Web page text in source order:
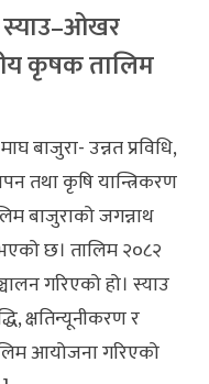
स्याउ–ओखर
कृषक तालिम
बाजुरा- उन्नत प्रविधि,
तथा कृषि यान्त्रिकरण
बाजुराको जगन्नाथ
छ। तालिम २०८२
गरिएको हो। स्याउ
क्षतिन्यूनीकरण र
आयोजना गरिएको